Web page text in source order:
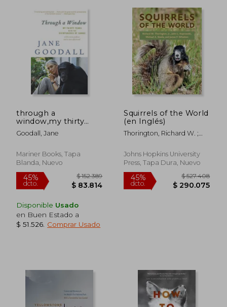
45%
through a
window,my thirty
years with the
chimpanzees of
Goodall, Jane
Mariner Books, Tapa
Blanda, Nuevo
Disponible Usado
en Buen Estado a
$ 51.526 Comprar Usado
Squirrels of the World
(en Inglés)
Thorington, Richard W. ;
Michael A.
Johns Hopkins University
Press, Tapa Dura, Nuevo